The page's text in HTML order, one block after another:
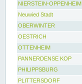
NIERSTEIN-OPPENHEIM
Neuwied Stadt
OBERWINTER
OESTRICH
OTTENHEIM
PANNERDENSE KOP
PHILIPPSBURG
PLITTERSDORF